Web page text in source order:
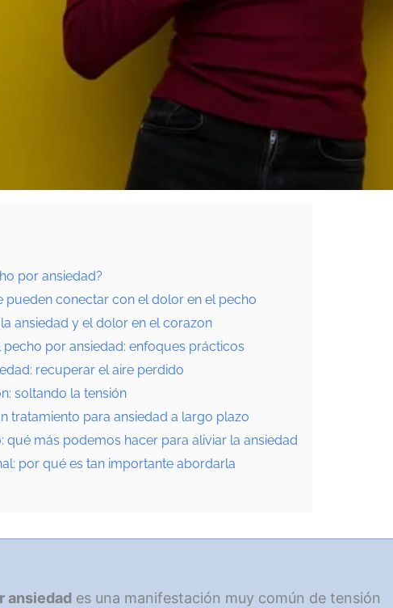
por ansiedad?
pueden conectar con el dolor en el pecho
ansiedad y el dolor en el corazon
por ansiedad: enfoques prácticos
recuperar el aire perdido
soltando la tensión
tratamiento para ansiedad a largo plazo
qué más podemos hacer para aliviar la ansiedad
por qué es tan importante abordarla
ansiedad es una manifestación muy común de tensión